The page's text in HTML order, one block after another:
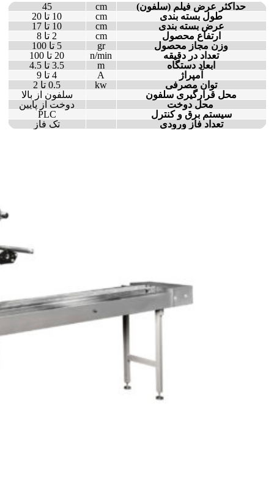
حداکثر عرض فیلم (سلفون)
cm
45
طول بسته بندی
cm
10 تا 20
عرض بسته بندی
cm
10 تا 17
ارتفاع محصول
cm
2 تا 8
وزن مجاز محصول
gr
5 تا 100
تعداد در دقیقه
n/min
20 تا 100
ابعاد دستگاه
m
3.5 تا 4.5
آمپراژ
A
4 تا 9
توان مصرفی
kw
0.5 تا 2
محل قرارگیری سلفون
سلفون از بالا
محل دوخت
دوخت از پایین
سیستم برق و کنترل
PLC
تعداد فاز ورودی
تک فاز